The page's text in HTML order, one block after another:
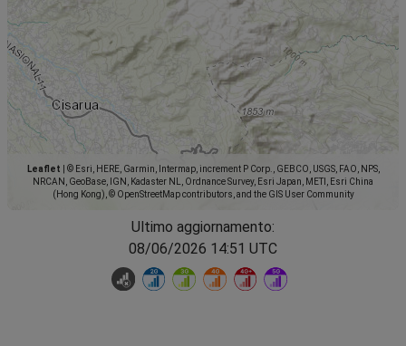
Leaflet
© Esri, HERE, Garmin, Intermap, increment P Corp., GEBCO, USGS, FAO, NPS,
NRCAN, GeoBase, IGN, Kadaster NL, Ordnance Survey, Esri Japan, METI, Esri China
(Hong Kong), © OpenStreetMap contributors, and the GIS User Community
Ultimo aggiornamento:
08/06/2026 14:51 UTC